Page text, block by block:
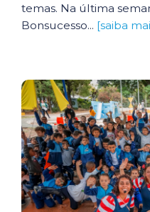
temas. Na última
Bonsucesso... [saiba